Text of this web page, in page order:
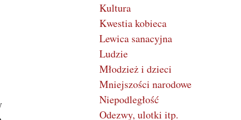
Kultura
Kwestia kobieca
Lewica sanacyjna
Ludzie
Młodzież i dzieci
Mniejszości narodowe
Niepodległość
Odezwy, ulotki itp.